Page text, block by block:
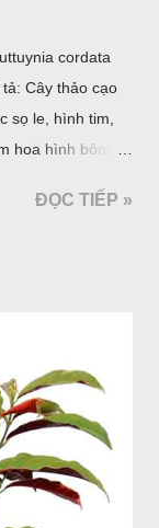
cordata
Cây thảo cạo
sọ le, hình tim,
hoa hình bông
5 – 7.
ĐỌC TIẾP »